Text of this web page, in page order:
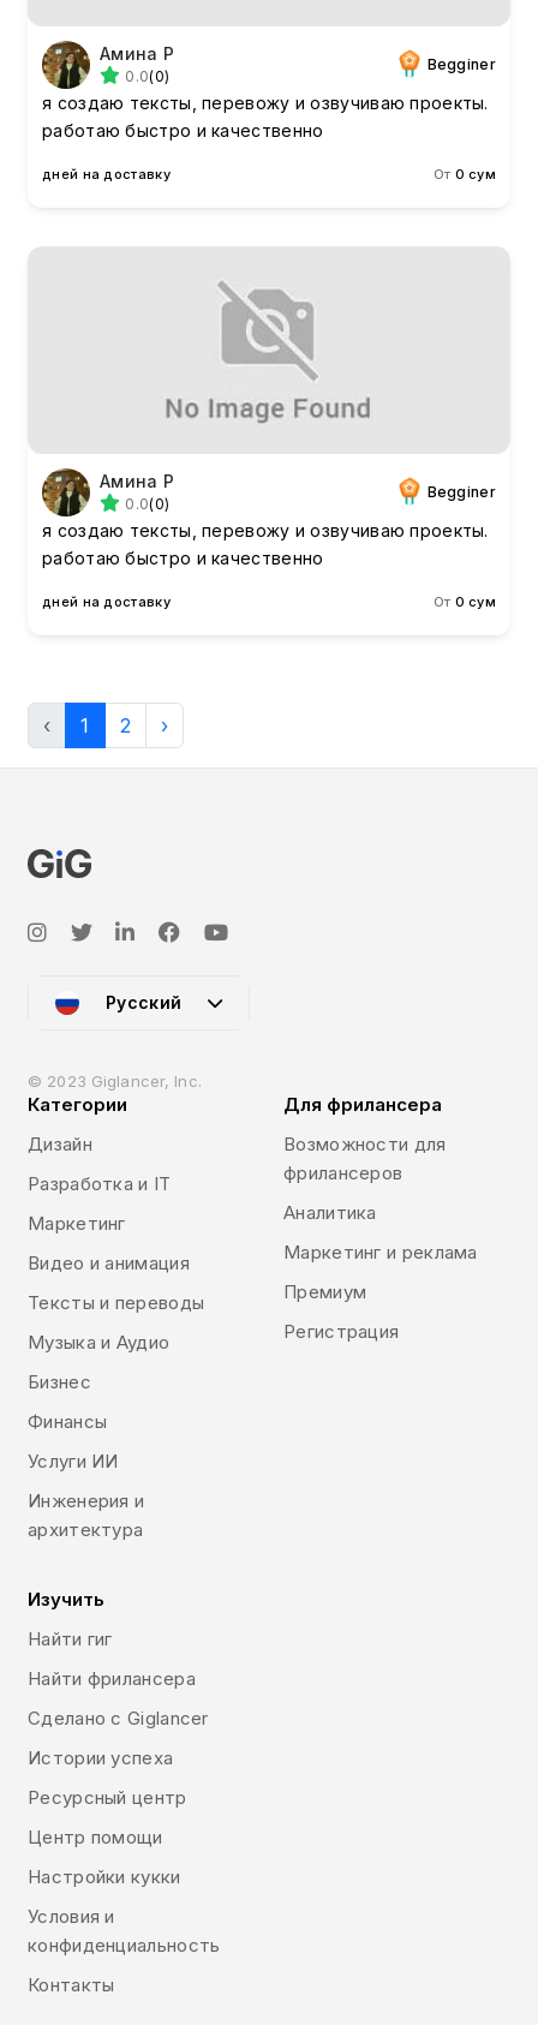
Амина Р
0.0(0)
Begginer
я создаю тексты, перевожу и озвучиваю проекты.
работаю быстро и качественно
дней на доставку От 0 сум
Амина Р
0.0(0)
Begginer
я создаю тексты, перевожу и озвучиваю проекты.
работаю быстро и качественно
дней на доставку От 0 сум
‹ 1 2 ›
Русский
© 2023 Giglancer, Inc.
Категории
Дизайн
Разработка и IT
Маркетинг
Видео и анимация
Тексты и переводы
Музыка и Аудио
Бизнес
Финансы
Услуги ИИ
Инженерия и
архитектура
Для фрилансера
Возможности для
фрилансеров
Аналитика
Маркетинг и реклама
Премиум
Регистрация
Изучить
Найти гиг
Найти фрилансера
Сделано с Giglancer
Истории успеха
Ресурсный центр
Центр помощи
Настройки кукки
Условия и
конфиденциальность
Контакты